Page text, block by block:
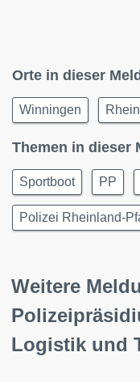
Orte in dieser
Winningen
Themen in dieser
Sportboot PP
Polizei Rheinland-
Weitere
Logistik und